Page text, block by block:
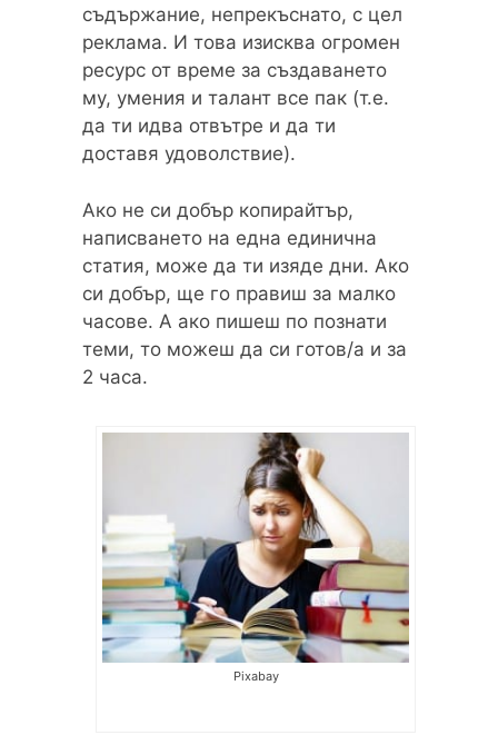
съдържание, непрекъснато, с цел
реклама. И това изисква огромен
ресурс от време за създаването
му, умения и талант все пак (т.е.
да ти идва отвътре и да ти
доставя удоволствие).
Ако не си добър копирайтър,
написването на една единична
статия, може да ти изяде дни. Ако
си добър, ще го правиш за малко
часове. А ако пишеш по познати
теми, то можеш да си готов/а и за
2 часа.
Pixabay